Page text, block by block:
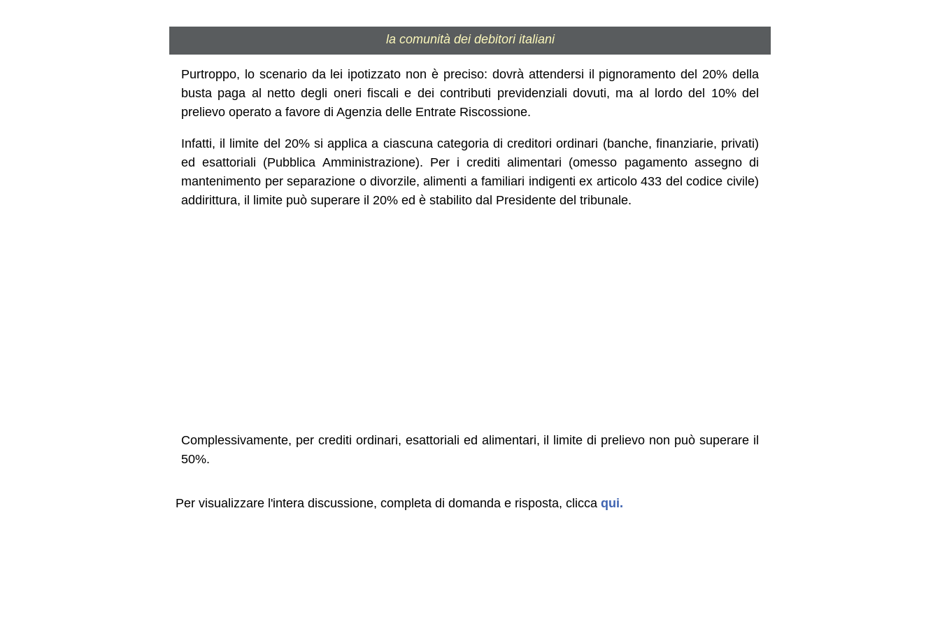
la comunità dei debitori italiani
Purtroppo, lo scenario da lei ipotizzato non è preciso: dovrà attendersi il pignoramento del 20% della
busta paga al netto degli oneri fiscali e dei contributi previdenziali dovuti, ma al lordo del 10% del
prelievo operato a favore di Agenzia delle Entrate Riscossione.
Infatti, il limite del 20% si applica a ciascuna categoria di creditori ordinari (banche, finanziarie, privati)
ed esattoriali (Pubblica Amministrazione). Per i crediti alimentari (omesso pagamento assegno di
mantenimento per separazione o divorzile, alimenti a familiari indigenti ex articolo 433 del codice civile)
addirittura, il limite può superare il 20% ed è stabilito dal Presidente del tribunale.
Complessivamente, per crediti ordinari, esattoriali ed alimentari, il limite di prelievo non può superare il
50%.
Per visualizzare l'intera discussione, completa di domanda e risposta, clicca qui.